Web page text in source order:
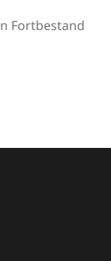
Fortbestand